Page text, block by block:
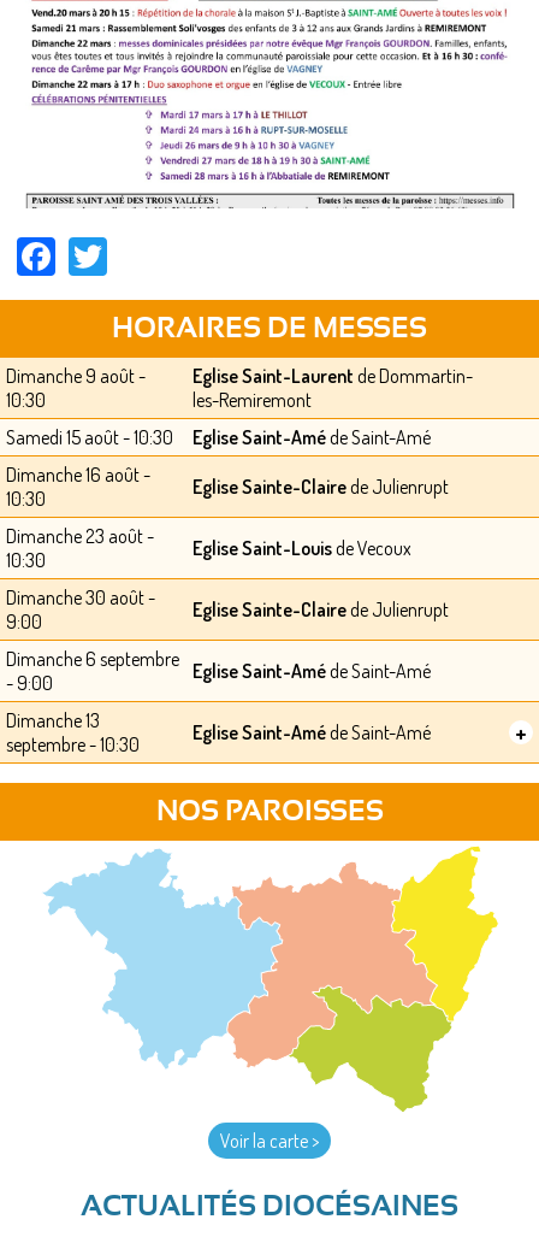
Facebook
HORAIRES DE MESSES
Dimanche 9 août -
10:30
Eglise Saint-Laurent de Dommartin-
les-Remiremont
Samedi 15 août - 10:30
Eglise Saint-Améde Saint-Amé
Dimanche 16 août -
10:30
Eglise Sainte-Clairede Julienrupt
Dimanche 23 août -
10:30
Eglise Saint-Louisde Vecoux
Dimanche 30 août -
9:00
Eglise Sainte-Clairede Julienrupt
Dimanche 6 septembre
- 9:00
Eglise Saint-Améde Saint-Amé
Dimanche 13
septembre - 10:30
Eglise Saint-Améde Saint-Amé +
NOS PAROISSES
Voir la carte >
ACTUALITÉS DIOCÉSAINES